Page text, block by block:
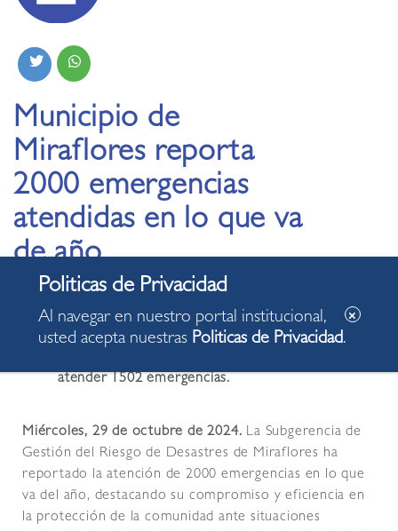
Municipio de
Miraflores reporta
2000 emergencias
atendidas en lo que va
de año
29.10.2024
atender 1502 emergencias.
Miércoles, 29 de octubre de 2024. La Subgerencia de
Gestión del Riesgo de Desastres de Miraflores ha
reportado la atención de 2000 emergencias en lo que
va del año, destacando su compromiso y eficiencia en
la protección de la comunidad ante situaciones
Al navegar en nuestro portal institucional,
usted acepta nuestras Politicas de Privacidad.